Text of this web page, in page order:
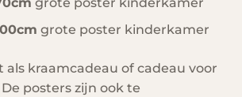
grote poster kinderkamer
als kraamcadeau of cadeau voor
posters zijn ook te